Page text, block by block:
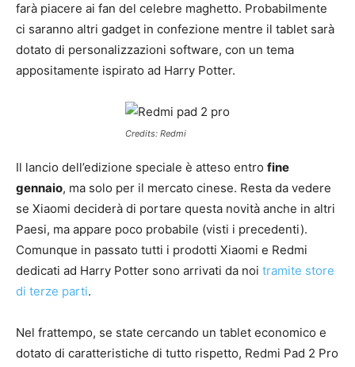
farà piacere ai fan del celebre maghetto. Probabilmente
ci saranno altri gadget in confezione mentre il tablet sarà
dotato di personalizzazioni software, con un tema
appositamente ispirato ad Harry Potter.
Credits: Redmi
Il lancio dell’edizione speciale è atteso entro fine
gennaio, ma solo per il mercato cinese. Resta da vedere
se Xiaomi deciderà di portare questa novità anche in altri
Paesi, ma appare poco probabile (visti i precedenti).
Comunque in passato tutti i prodotti Xiaomi e Redmi
dedicati ad Harry Potter sono arrivati da noi tramite store
di terze parti.
Nel frattempo, se state cercando un tablet economico e
dotato di caratteristiche di tutto rispetto, Redmi Pad 2 Pro